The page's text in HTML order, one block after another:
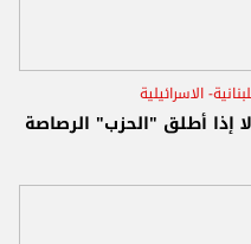
الاسرائيلية
إذا أطلق "الحزب" الرصاصة